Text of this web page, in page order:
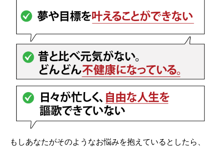
もしあなたがそのようなお悩みを抱えているとしたら、